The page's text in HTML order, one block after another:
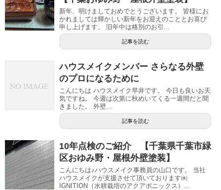
新年、明けましておめでとうございます。 皆様にお
かれましては輝かしい新年をお迎えのこととお喜び
申し上げます。 旧年中は格別のお引...
記事を読む
ハウスメイクメンバー さらなる外壁
のプロになるために
こんにちは ハウスメイク早井です。 今日も良いお天
気ですね。 今週は次第に秋めいてくる一週間だと聞
きました。 外壁...
記事を読む
10年点検のご紹介 【千葉県千葉市緑
区おゆみ野・屋根外壁塗装】
こんにちは♪ハウスメイク事務員の山口です。 当社
ハウスメイクが支援させて頂いております㈱
IGNITION（水耕栽培のアクアポニックス）...